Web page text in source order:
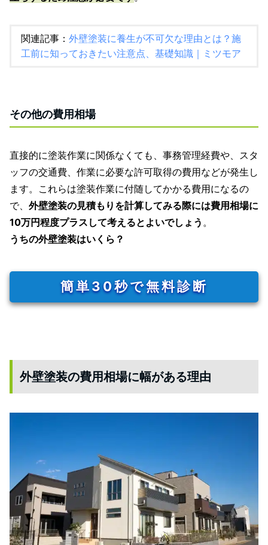
関連記事： 外壁塗装に養生が不可欠な理由とは？施
工前に知っておきたい注意点、基礎知識｜ミツモア
その他の費用相場
直接的に塗装作業に関係なくても、事務管理経費や、スタ
ッフの交通費、作業に必要な許可取得の費用などが発生し
ます。これらは塗装作業に付随してかかる費用になるの
で、 外壁塗装の見積もりを計算してみる際には費用相場に
10万円程度プラスして考えるとよいでしょう 。
うちの外壁塗装はいくら？
簡単30秒で無料診断
外壁塗装の費用相場に幅がある理由